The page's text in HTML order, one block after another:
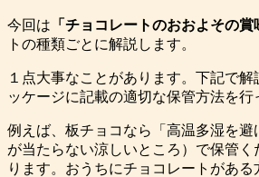
今回は 「チョコレートのおおよその賞
トの種類ごとに解説します。
１点大事なことがあります。下記で
ッケージに記載の適切な保管方法を行
例えば、板チョコなら「高温多湿を
が当たらない涼しいところ）で保管
ります。おうちにチョコレートがあ